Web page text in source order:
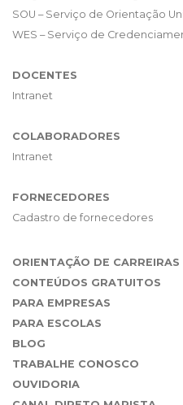
SOU – Serviço de Orientação
WES – Serviço de
DOCENTES
Intranet
COLABORADORES
Intranet
FORNECEDORES
Cadastro de fornecedores
ORIENTAÇÃO DE CARREIRAS
CONTEÚDOS GRATUITOS
PARA EMPRESAS
PARA ESCOLAS
BLOG
TRABALHE CONOSCO
OUVIDORIA